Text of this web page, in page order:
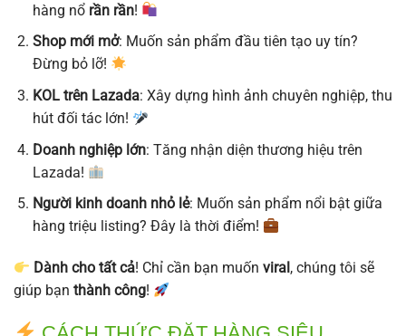
hàng nổ rần rần!
Shop mới mở: Muốn sản phẩm đầu tiên tạo uy tín?
Đừng bỏ lỡ!
KOL trên Lazada: Xây dựng hình ảnh chuyên nghiệp, thu
hút đối tác lớn!
Doanh nghiệp lớn: Tăng nhận diện thương hiệu trên
Lazada!
Người kinh doanh nhỏ lẻ: Muốn sản phẩm nổi bật giữa
hàng triệu listing? Đây là thời điểm!
Dành cho tất cả! Chỉ cần bạn muốnviral, chúng tôi sẽ
giúp bạn thành công!